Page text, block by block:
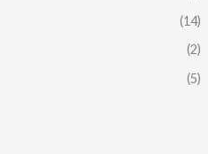
(14)
(2)
(5)